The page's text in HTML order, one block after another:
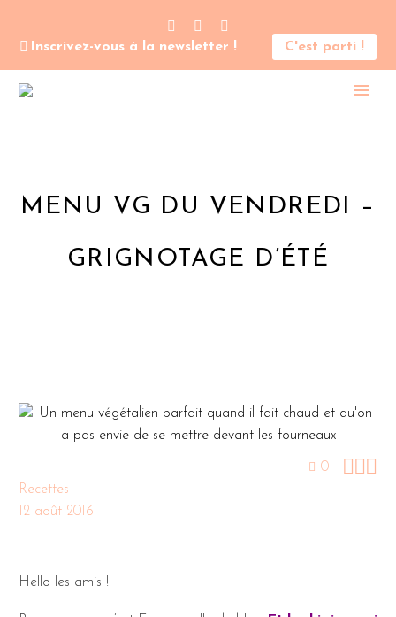
Inscrivez-vous à la newsletter ! C'est parti !
MENU VG DU VENDREDI –
GRIGNOTAGE D’ÉTÉ
0 
Recettes
12 août 2016
Hello les amis !